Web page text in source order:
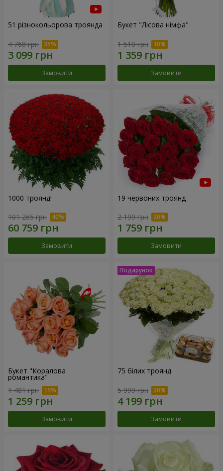
51 різнокольорова троянда
4 768 грн
Замовити
Букет "Лісова німфа"
1 510 грн
Замовити
1000 троянд!
101 265 грн
Замовити
19 червоних троянд
2 199 грн
Замовити
Букет "Коралова
романтика"
1 481 грн
Замовити
75 білих троянд
5 999 грн
Замовити